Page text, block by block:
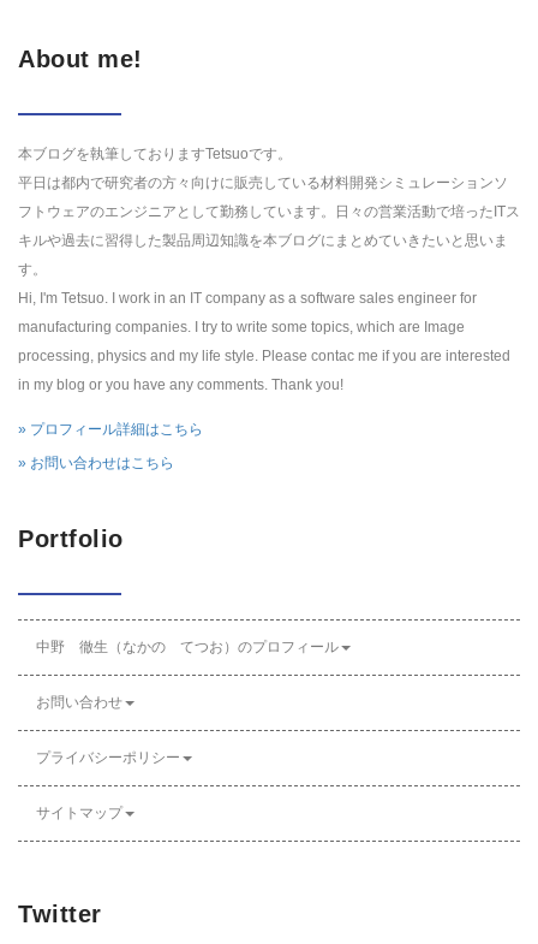
About me!
本ブログを執筆しておりますTetsuoです。
平日は都内で研究者の方々向けに販売している材料開発シミュレーションソ
フトウェアのエンジニアとして勤務しています。日々の営業活動で培ったITス
キルや過去に習得した製品周辺知識を本ブログにまとめていきたいと思いま
す。
Hi, I'm Tetsuo. I work in an IT company as a software sales engineer for
manufacturing companies. I try to write some topics, which are Image
processing, physics and my life style. Please contac me if you are interested
in my blog or you have any comments. Thank you!
» プロフィール詳細はこちら
» お問い合わせはこちら
Portfolio
中野 徹生（なかの てつお）のプロフィール
お問い合わせ
プライバシーポリシー
サイトマップ
Twitter